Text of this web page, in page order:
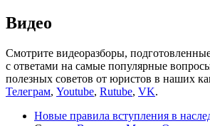
Видео
Смотрите видеоразборы,
с ответами на самые популярные
полезных советов от юристов в наших
Телеграм, Youtube, Rutube, VK.
Новые правила вступления в